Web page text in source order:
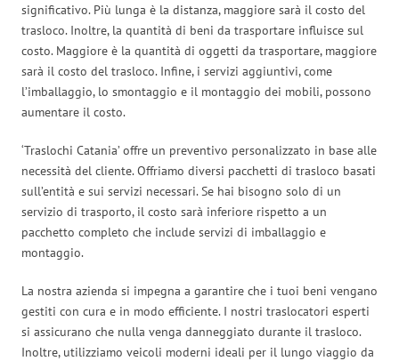
significativo. Più lunga è la distanza, maggiore sarà il costo del
trasloco. Inoltre, la quantità di beni da trasportare influisce sul
costo. Maggiore è la quantità di oggetti da trasportare, maggiore
sarà il costo del trasloco. Infine, i servizi aggiuntivi, come
l’imballaggio, lo smontaggio e il montaggio dei mobili, possono
aumentare il costo.
‘Traslochi Catania’ offre un preventivo personalizzato in base alle
necessità del cliente. Offriamo diversi pacchetti di trasloco basati
sull’entità e sui servizi necessari. Se hai bisogno solo di un
servizio di trasporto, il costo sarà inferiore rispetto a un
pacchetto completo che include servizi di imballaggio e
montaggio.
La nostra azienda si impegna a garantire che i tuoi beni vengano
gestiti con cura e in modo efficiente. I nostri traslocatori esperti
si assicurano che nulla venga danneggiato durante il trasloco.
Inoltre, utilizziamo veicoli moderni ideali per il lungo viaggio da